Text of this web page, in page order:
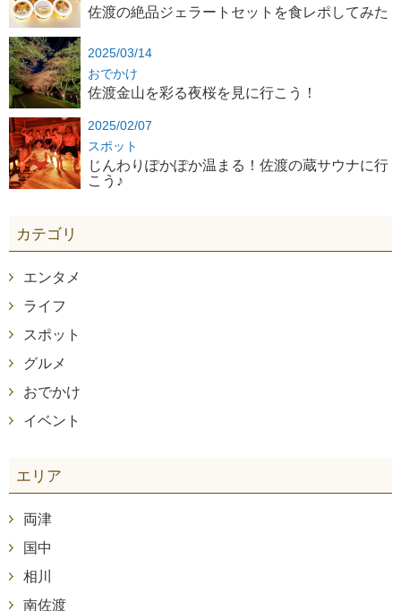
佐渡の絶品ジェラートセットを食レポしてみた
2025/03/14
おでかけ
佐渡金山を彩る夜桜を見に行こう！
2025/02/07
スポット
じんわりぽかぽか温まる！佐渡の蔵サウナに行
こう♪
カテゴリ
エンタメ
ライフ
スポット
グルメ
おでかけ
イベント
エリア
両津
国中
相川
南佐渡